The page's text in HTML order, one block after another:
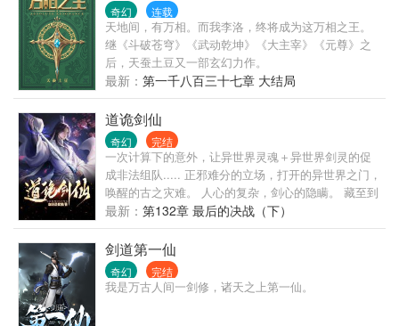
奇幻 连载
天地间，有万相。而我李洛，终将成为这万相之王。
继《斗破苍穹》《武动乾坤》《大主宰》《元尊》之
后，天蚕土豆又一部玄幻力作。
最新： 第一千八百三十七章 大结局
道诡剑仙
奇幻 完结
一次计算下的意外，让异世界灵魂＋异世界剑灵的促
成非法组队..... 正邪难分的立场，打开的异世界之门，
唤醒的古之灾难。 人心的复杂，剑心的隐瞒。 藏至到
最后的真相令人崩溃..... 穆青最终决定湮灭诸天
最新： 第132章 最后的决战（下）
剑道第一仙
奇幻 完结
我是万古人间一剑修，诸天之上第一仙。